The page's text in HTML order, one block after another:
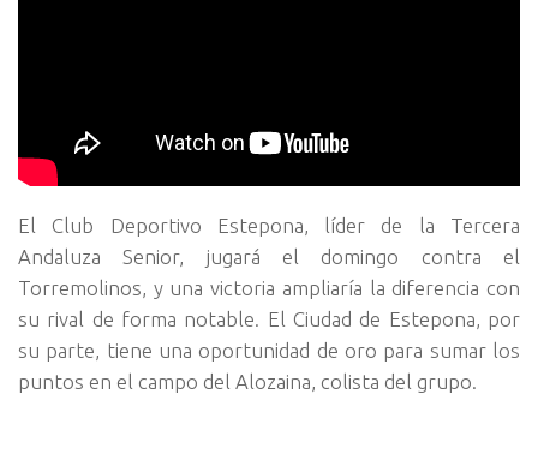
El Club Deportivo Estepona, líder de la Tercera
Andaluza Senior, jugará el domingo contra el
Torremolinos, y una victoria ampliaría la diferencia con
su rival de forma notable. El Ciudad de Estepona, por
su parte, tiene una oportunidad de oro para sumar los
puntos en el campo del Alozaina, colista del grupo.